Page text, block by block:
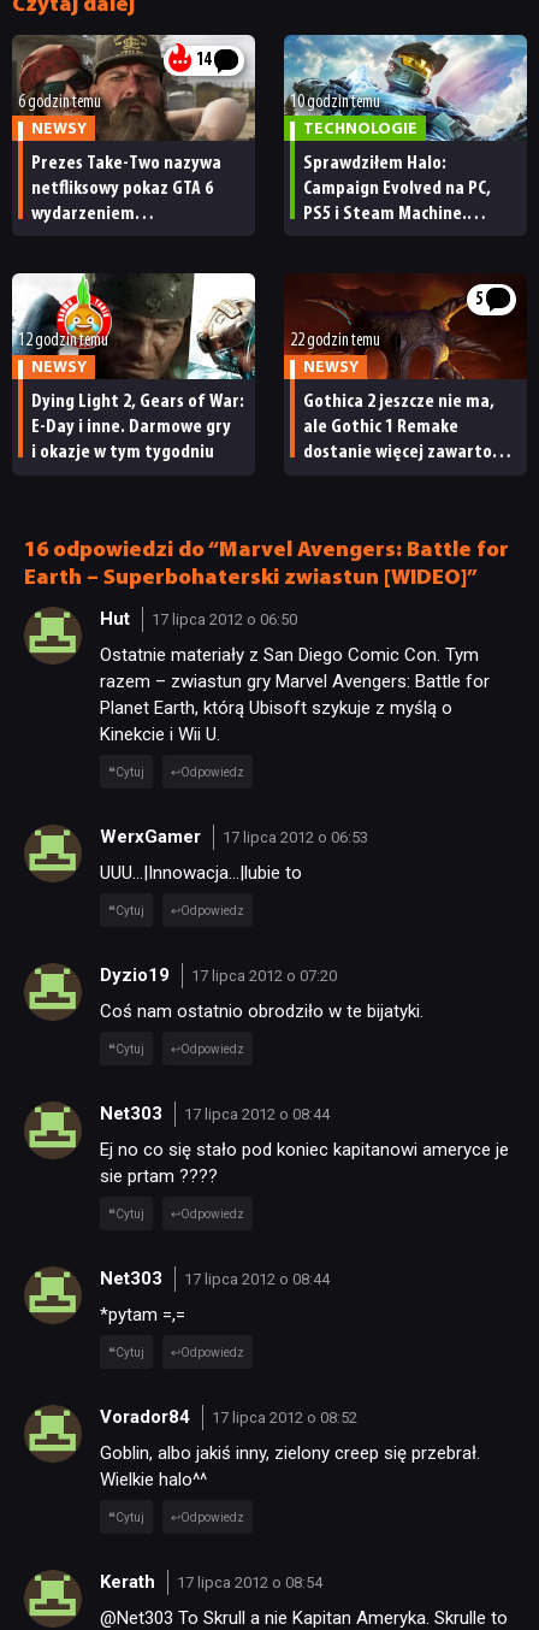
NEWSY
RECENZJE
PUBLICYSTYKA
TECHNOLOGIE
DYSKUSJE
JUŻ GRALIŚMY
SKLEP
Czytaj dalej
14
6 godzin temu
NEWSY
Prezes Take-Two nazywa
netfliksowy pokaz GTA 6
wydarzeniem
ma subskrybentów
10 godzin temu
TECHNOLOGIE
Sprawdziłem Halo:
Campaign Evolved na PC,
PS5 i Steam Machine.
[RECENZJA TECHNICZNA]
12 godzin temu
NEWSY
Dying Light 2, Gears of War:
E-Day i inne. Darmowe gry
i okazje w tym tygodniu
5
22 godzin temu
NEWSY
Gothica 2 jeszcze nie ma,
ale Gothic 1 Remake
dostanie więcej zawartości.
16 odpowiedzi do “Marvel Avengers: Battle for
Earth – Superbohaterski zwiastun [WIDEO]”
Hut 17 lipca 2012 o 06:50
Ostatnie materiały z San Diego Comic Con. Tym
razem – zwiastun gry Marvel Avengers: Battle for
Planet Earth, którą Ubisoft szykuje z myślą o
Kinekcie i Wii U.
Cytuj Odpowiedz
WerxGamer 17 lipca 2012 o 06:53
UUU…|Innowacja…|lubie to
Cytuj Odpowiedz
Dyzio19 17 lipca 2012 o 07:20
Coś nam ostatnio obrodziło w te bijatyki.
Cytuj Odpowiedz
Net303 17 lipca 2012 o 08:44
Ej no co się stało pod koniec kapitanowi ameryce je
sie prtam ????
Cytuj Odpowiedz
Net303 17 lipca 2012 o 08:44
*pytam =,=
Cytuj Odpowiedz
Vorador84 17 lipca 2012 o 08:52
Goblin, albo jakiś inny, zielony creep się przebrał.
Wielkie halo^^
Cytuj Odpowiedz
Kerath 17 lipca 2012 o 08:54
@Net303 To Skrull a nie Kapitan Ameryka. Skrulle to